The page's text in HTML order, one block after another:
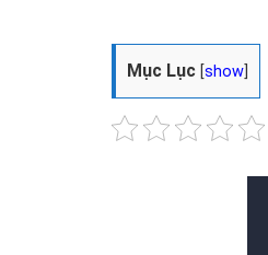
Mục Lục [show